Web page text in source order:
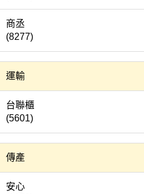
商丞
(8277)
運輸
台聯櫃
(5601)
傳產
安心